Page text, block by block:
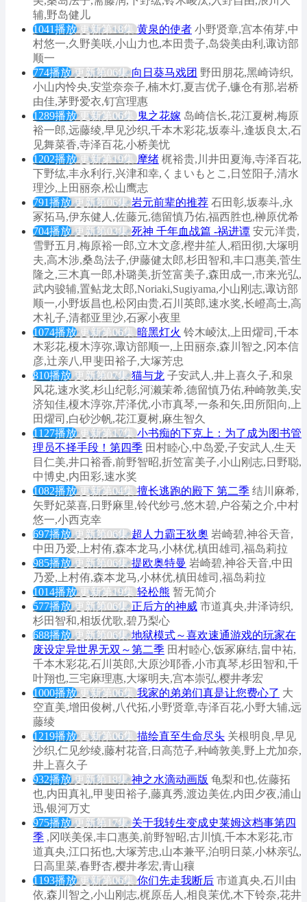
辅,野岛健儿
1041播放 更新第18集 黄泉的使者 小野贤章,宫本侑芽,中
村悠一,久野美咲,小山力也,本田贵子,岛袋美由利,诹访部
顺一
774播放 更新第06集 向日葵马戏团 野田朋花,黑崎诗织,
小山内怜央,安堂奈奈子,楠木灯,夏吉优子,镰仓有那,岩桥
由佳,茅野爱衣,钉宫理惠
1289播放 更新第06集 鬼之花嫁 岛崎信长,花江夏树,梅原
裕一郎,远藤绫,早见沙织,千本木彩花,坂泰斗,逢坂良太,石
见舞菜香,寺泽百花,小桥美忧
1202播放 更新第19集 摩绪 梶裕贵,川井田夏海,寺泽百花,
下野纮,丰永利行,兴津和幸,くまいもとこ,日笠阳子,清水
理沙,上田丽奈,松山鹰志
791播放 更新第06集 岩元前辈的推荐 石田彰,坂泰斗,永
冢拓马,伊东健人,佐藤元,德留慎乃佑,福西胜也,榊原优希
704播放 更新第03集 死神 千年血战篇 -祸进谭 安元洋贵,
雪野五月,梅原裕一郎,立木文彦,樫井笙人,稻田彻,大塚明
夫,高木涉,桑岛法子,伊藤健太郎,杉田智和,丰口惠美,菅生
隆之,三木真一郎,朴璐美,折笠富美子,森田成一,市来光弘,
武内骏辅,置鲇龙太郎,Noriaki,Sugiyama,小山刚志,诹访部
顺一,小野坂昌也,松冈由贵,石川英郎,速水奖,长嶝高士,高
木礼子,清都亚里沙,石冢小夜里
1074播放 更新第06集 暗黑灯火 铃木崚汰,上田燿司,千本
木彩花,榎木淳弥,诹访部顺一,上田丽奈,森川智之,冈本信
彦,辻亲八,甲斐田裕子,大塚芳忠
810播放 更新第07集 猫与龙 子安武人,井上喜久子,和泉
风花,速水奖,杉山纪彰,河濑茉希,德留慎乃佑,种崎敦美,安
济知佳,榎木淳弥,芹泽优,小市真琴,一条和矢,田所阳向,上
田燿司,白砂沙帆,花江夏树,麻生智久
1127播放 更新第17集 小书痴的下克上：为了成为图书管
理员不择手段！第四季 田村睦心,中岛爱,子安武人,生天
目仁美,井口裕香,前野智昭,折笠富美子,小山刚志,日野聪,
中博史,内田彩,速水奖
1082播放 更新第04集 擅长逃跑的殿下 第二季 结川麻希,
矢野妃菜喜,日野麻里,铃代纱弓,悠木碧,户谷菊之介,中村
悠一,小西克幸
697播放 更新第06集 超人力霸王狄奧 岩崎碧,神谷天音,
中田乃爱,上村侑,森本龙马,小林优,槙田雄司,福岛莉拉
985播放 更新第06集 提欧奥特曼 岩崎碧,神谷天音,中田
乃爱,上村侑,森本龙马,小林优,槙田雄司,福岛莉拉
1014播放 更新第19集 轻松熊 暂无简介
577播放 更新第06集 正后方的神威 市道真央,井泽诗织,
杉田智和,相坂优歌,碧乃梨心
688播放 更新第06集 地狱模式～喜欢速通游戏的玩家在
废设定异世界无双～第二季 田村睦心,饭冢麻结,畠中祐,
千本木彩花,石川英郎,大原沙耶香,小市真琴,杉田智和,千
叶翔也,三宅麻理惠,大塚明夫,宫本崇弘,樱井孝宏
1000播放 更新第06集 我家的弟弟们真是让您费心了 大
空直美,增田俊树,八代拓,小野贤章,寺泽百花,小野大辅,远
藤绫
1219播放 更新第06集 描绘直至生命尽头 关根明良,早见
沙织,仁见纱绫,藤村花音,日高范子,种崎敦美,野上尤加奈,
井上喜久子
932播放 更新第18集 神之水滴动画版 龟梨和也,佐藤拓
也,内田真礼,甲斐田裕子,藤真秀,渡边美佐,内田夕夜,浦山
迅,银河万丈
975播放 更新第17集 关于我转生变成史莱姆这档事第四
季 ,冈咲美保,丰口惠美,前野智昭,古川慎,千本木彩花,市
道真央,江口拓也,大塚芳忠,山本兼平,泊明日菜,小林亲弘,
日高里菜,春野杏,樱井孝宏,青山穰
1193播放 更新第06集 你们先走我断后 市道真央,石川由
依,森川智之,小山刚志,梶原岳人,相良茉优,木下铃奈,花井